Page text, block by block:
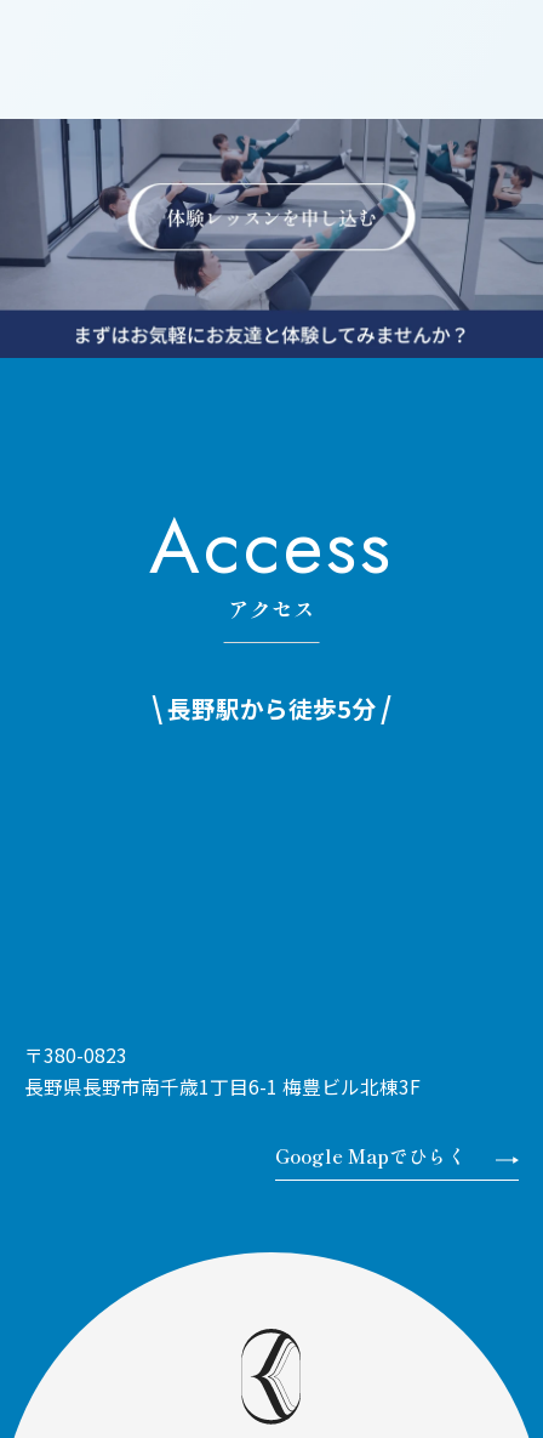
Access
アクセス
\長野駅から徒歩5分 /
〒380-0823
長野県長野市南千歳1丁目6-1 梅豊ビル北棟3F
Google Mapでひらく